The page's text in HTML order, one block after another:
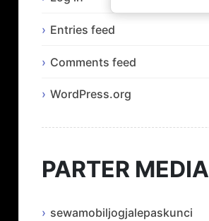
Entries feed
Comments feed
WordPress.org
PARTER MEDIA
sewamobiljogjalepaskunci